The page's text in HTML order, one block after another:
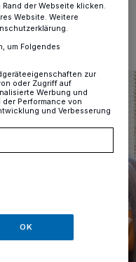
Lesezeit
der Webseite klicken.
Website. Weitere
um Folgendes
zur
oder Zugriff auf
Werbung und
Performance von
und Verbesserung
OK